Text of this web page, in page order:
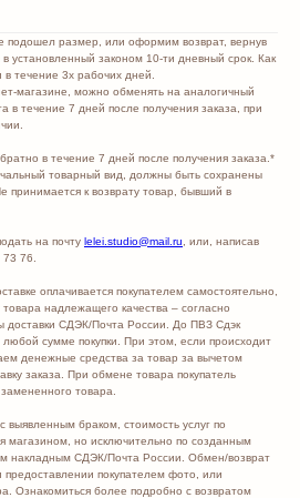
подошел размер, или оформим возврат, вернув
установленный законом 10-ти дневный срок. Как
течение 3х рабочих дней.
магазине, можно обменять на аналогичный
в течение 7 дней после получения заказа, при
в течение 7 дней после получения заказа.*
товарный вид, должны быть сохранены
принимается к возврату товар, бывший в
на почту lelei.studio@mail.ru , или, написав
76.
оплачивается покупателем самостоятельно,
надлежащего качества – согласно
доставки СДЭК/Почта России. До ПВЗ Сдэк
любой сумме покупки. При этом, если происходит
денежные средства за товар за вычетом
заказа. При обмене товара покупатель
товара.
выявленным браком, стоимость услуг по
магазином, но исключительно по созданным
накладным СДЭК/Почта России. Обмен/возврат
предоставлении покупателем фото, или
Ознакомиться более подробно с возвратом